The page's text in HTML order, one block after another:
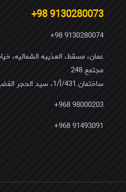
4 of 5 stars 9130280073 98+
9130280074 98+
مجتمع 248
ساختمان 431/أ/1، سید الحجر الفضی
98000203 968+
91493091 968+